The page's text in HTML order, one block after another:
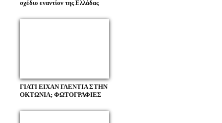
σχέδιο εναντίον της Ελλάδας
ΓΙΑΤΙ ΕΙΧΑΝ ΓΛΕΝΤΙΑ ΣΤΗΝ
ΟΚΤΩΝΙΑ; ΦΩΤΟΓΡΑΦΙΕΣ